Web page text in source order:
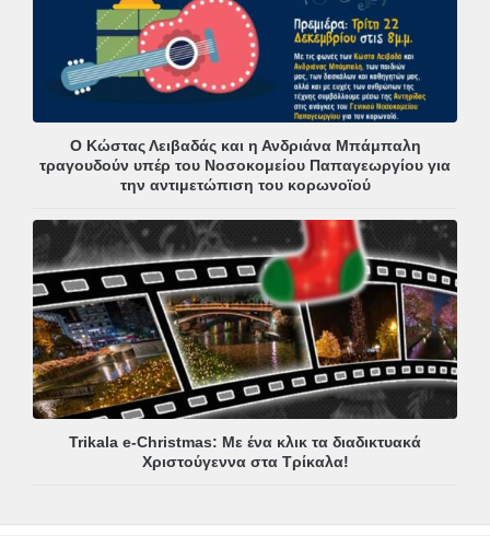
Ο Κώστας Λειβαδάς και η Ανδριάνα Μπάμπαλη
τραγουδούν υπέρ του Νοσοκομείου Παπαγεωργίου για
την αντιμετώπιση του κορωνοϊού
Trikala e-Christmas: Με ένα κλικ τα διαδικτυακά
Χριστούγεννα στα Τρίκαλα!